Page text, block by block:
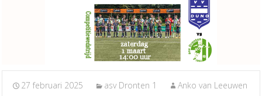
27 februari 2025 asv Dronten 1 Anko van Leeuwen